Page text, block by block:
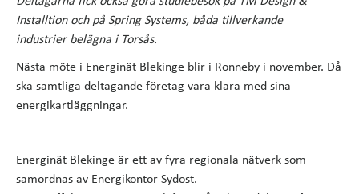
Installtion och på Spring Systems, båda tillverkande
industrier belägna i Torsås.
Nästa möte i Energinät Blekinge blir i Ronneby i november. Då
ska samtliga deltagande företag vara klara med sina
energikartläggningar.
Energinät Blekinge är ett av fyra regionala nätverk som
samordnas av Energikontor Sydost.